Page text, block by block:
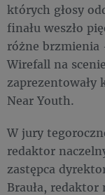
których głosy
finału weszło
różne brzmienia
Wirefall na
zaprezentowały
Near Youth.
W jury
redaktor
zastępca
Brauła,